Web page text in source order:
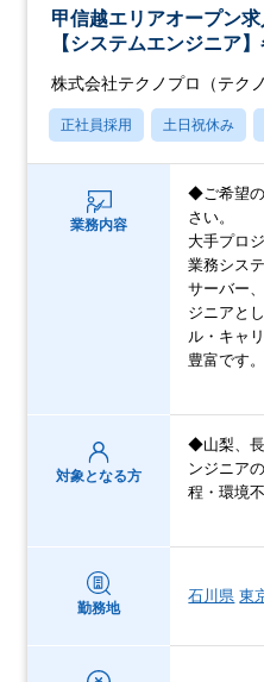
甲信越エリアオープン
【システムエンジニア
株式会社テクノプロ（テク
正社員採用 土日祝休み
業務内容
◆ご希望
さい。
大手プロ
業務シス
サーバー
ジニアと
ル・キャ
豊富です。
対象となる方
◆山梨、
ンジニア
程・環境不
勤務地
石川県 東